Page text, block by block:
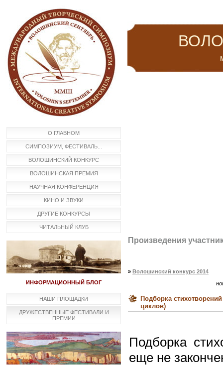
О ГЛАВНОМ
СИМПОЗИУМ, ФЕСТИВАЛЬ...
ВОЛОШИНСКИЙ КОНКУРС
ВОЛОШИНСКАЯ ПРЕМИЯ
НАУЧНАЯ КОНФЕРЕНЦИЯ
КИНО И ЗВУКИ
ДРУГИЕ КОНКУРСЫ
ЧИТАЛЬНЫЙ КЛУБ
ИНФОРМАЦИОННЫЙ БЛОГ
НАШИ ПЛОЩАДКИ
ДРУЖЕСТВЕННЫЕ ФЕСТИВАЛИ И
ПРЕМИИ
Произведения
» Волошинский конкурс 2014
Подборка
циклов)
Подборка
еще не